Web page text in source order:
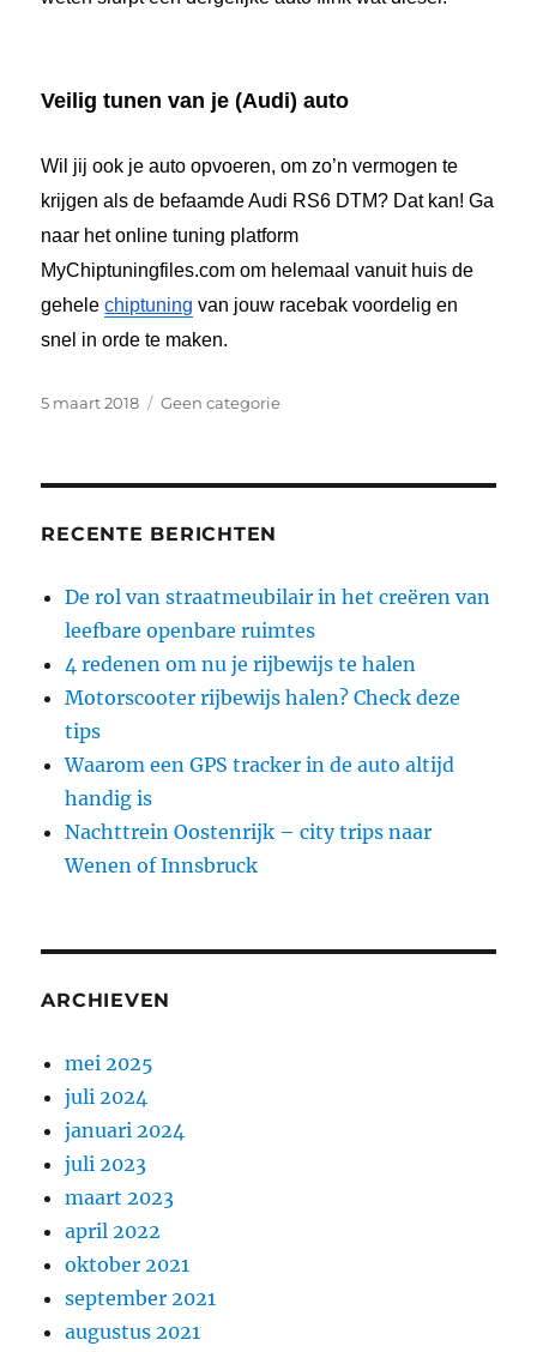
Veilig tunen van je (Audi) auto
Wil jij ook je auto opvoeren, om zo’n vermogen te
krijgen als de befaamde Audi RS6 DTM? Dat kan! Ga
naar het online tuning platform
MyChiptuningfiles.com om helemaal vanuit huis de
gehelechiptuning van jouw racebak voordelig en
snel in orde te maken.
Geplaatst
5 maart 2018 Categorieën
Geen categorie
RECENTE BERICHTEN
De rol van straatmeubilair in het creëren van
leefbare openbare ruimtes
4 redenen om nu je rijbewijs te halen
Motorscooter rijbewijs halen? Check deze
tips
Waarom een GPS tracker in de auto altijd
handig is
Nachttrein Oostenrijk – city trips naar
Wenen of Innsbruck
ARCHIEVEN
mei 2025
juli 2024
januari 2024
juli 2023
maart 2023
april 2022
oktober 2021
september 2021
augustus 2021